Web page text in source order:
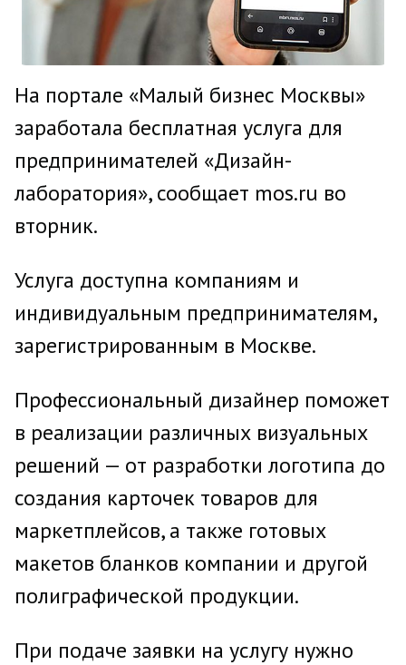
На портале «Малый бизнес Москвы»
заработала бесплатная услуга для
предпринимателей «Дизайн-
лаборатория», сообщает mos.ru во
вторник.
Услуга доступна компаниям и
индивидуальным предпринимателям,
зарегистрированным в Москве.
Профессиональный дизайнер поможет
в реализации различных визуальных
решений — от разработки логотипа до
создания карточек товаров для
маркетплейсов, а также готовых
макетов бланков компании и другой
полиграфической продукции.
При подаче заявки на услугу нужно